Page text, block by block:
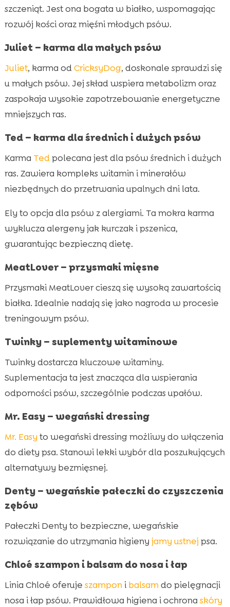
szczeniąt. Jest ona bogata w białko, wspomagając
rozwój kości oraz mięśni młodych psów.
Juliet – karma dla małych psów
Juliet, karma odCricksyDog, doskonale sprawdzi się
u małych psów. Jej skład wspiera metabolizm oraz
zaspokaja wysokie zapotrzebowanie energetyczne
mniejszych ras.
Ted – karma dla średnich i dużych psów
Karma Tedpolecana jest dla psów średnich i dużych
ras. Zawiera kompleks witamin i minerałów
niezbędnych do przetrwania upalnych dni lata.
Ely to opcja dla psów z alergiami. Ta mokra karma
wyklucza alergeny jak kurczak i pszenica,
gwarantując bezpieczną dietę.
MeatLover – przysmaki mięsne
Przysmaki MeatLover cieszą się wysoką zawartością
białka. Idealnie nadają się jako nagroda w procesie
treningowym psów.
Twinky – suplementy witaminowe
Twinky dostarcza kluczowe witaminy.
Suplementacja ta jest znacząca dla wspierania
odporności psów, szczególnie podczas upałów.
Mr. Easy – wegański dressing
Mr. Easy to wegański dressing możliwy do włączenia
do diety psa. Stanowi lekki wybór dla poszukujących
alternatywy bezmięsnej.
Denty – wegańskie pałeczki do czyszczenia
zębów
Pałeczki Denty to bezpieczne, wegańskie
rozwiązanie do utrzymania higieny jamy ustnej psa.
Chloé szampon i balsam do nosa i łap
Linia Chloé oferuje szampon i balsam do pielęgnacji
nosa i łap psów. Prawidłowa higiena i ochrona skóry